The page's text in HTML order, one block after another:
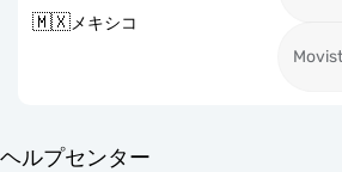
🇲🇽メキシコ
ヘルプセンター